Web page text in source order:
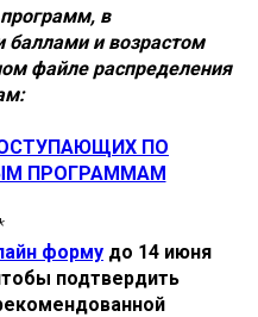
в
баллами и возрастом
файле распределения
ПО
ПРОГРАММАМ
форму до 14 июня
подтвердить